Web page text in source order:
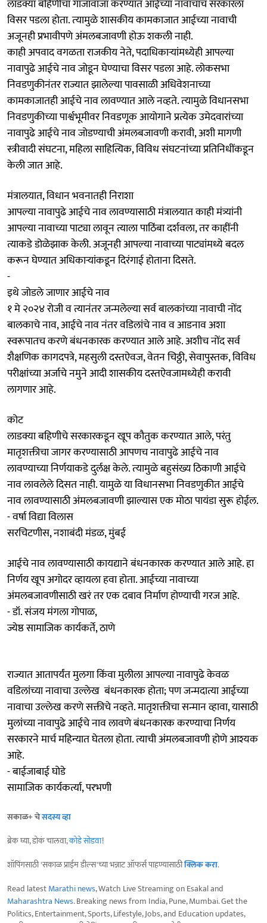
लाडक्या बहिणीचा गाजावाजा करण्यात आईच्या नावाचाच सरकारला
विसर पडला होता. त्‍यामुळे शासकीय कामकाजात आईच्या नावाची
अजूनही प्रभावीपणे अंमलबजावणी होऊ शकली नाही.
काही अपवाद वगळता राजकीय नेते, पदाधिकाऱ्यांमध्येही आपल्या
नावापुढे आईचे नाव जोडून घेण्याचा विसर पडला आहे. लोकसभा
निवडणुकीनंतर राज्यात झालेल्या पावसाळी अधिवेशनाच्या
कामकाजातही आईचे नाव लावण्यात आले नव्हते. त्‍यामुळे विधानसभा
निवडणुकीच्या पार्श्वभूमीवर निवडणूक आयोगाने प्रत्येक उमेदवारांच्या
नावापुढे आईचे नाव जोडण्याची अंमलबजावणी करावी, अशी मागणी
स्त्रीवादी संघटना, महिला साहि‍त्यिक, विविध संघटनांच्या प्रतिनिधींकडून
केली जात आहे.
मंत्रालयात, विधान भवनातही निराशा
आपल्या नावापुढे आईचे नाव लावण्यासाठी मंत्रालयात काही मंत्र्यांनी
आपल्या नावाच्या पाट्या लावून त्याला पाठिंबा दर्शवला, तर काहींनी
त्याकडे डोळेझाक केली. अजूनही आपल्या नावाच्या पाट्यांमध्ये बदल
करून घेण्यात अधिकाऱ्यांकडून दिरंगाई होताना दिसते.
-
इथे जोडले जाणार आईचे नाव
१ मे २०२४ रोजी व त्यानंतर जन्मलेल्या सर्व बालकांच्या नावाची नोंद
बालकाचे नाव, आईचे नाव नंतर वडिलांचे नाव व आडनाव अशा
स्वरूपातच करणे बंधनकारक करण्यात आले आहे. अशीच नोंद सर्व
शैक्षणिक कागदपत्रे, महसुली दस्तऐवज, वेतन चिठ्ठी, सेवापुस्तक, विविध
परीक्षांच्या अर्जाचे नमुने आदी शासकीय दस्तऐवजामध्येही करावी
लागणार आहे.
कोट
लाडक्या बहिणीचे सरकारकडून खूप कौतुक करण्यात आले, परंतु
मातृशक्तीचा जागर करण्यासाठी आपणच नावापुढे आईचे नाव
लावण्याच्या निर्णयाकडे दुर्लक्ष केले. त्‍यामुळे बहुसंख्य ठिकाणी आईचे
नाव लावलेले दिसत नाही. यामुळे या विधानसभा निवडणुकीत आईचे
नाव लावण्यासाठी अंमलबजावणी झाल्यास एक मोठा पायंडा सुरू होईल.
- वर्षा विद्या विलास
सरचिटणीस, नशाबंदी मंडळ, मुंबई
आईचे नाव लावण्यासाठी कायद्याने बंधनकारक करण्यात आले आहे. हा
निर्णय खूप अगोदर व्हायला हवा होता. आईच्या नावाच्या
अंमलबजावणीसाठी खरं तर एक दबाव निर्माण होण्याची गरज आहे.
- डॉ. संजय मंगला गोपाळ,
ज्येष्ठ सामाजिक कार्यकर्ते, ठाणे
राज्यात आतापर्यंत मुलगा किंवा मुलीला आपल्या नावापुढे केवळ
वडिलांच्या नावाचा उल्लेख बंधनकारक होता; पण जन्मदात्या आईच्या
नावाचा उल्लेख करणे सक्तीचे नव्हते. मातृशक्तीचा सन्मान व्हावा, यासाठी
मुलांच्या नावापुढे आईचे नाव लावणे बंधनकारक करण्याचा निर्णय
सरकारने मार्च महिन्यात घेतला होता. त्याची अंमलबजावणी होणे आश्यक
आहे.
- बाईजाबाई घोडे
सामाजिक कार्यकर्त्या, परभणी
सकाळ+ चेसदस्य व्हा
ब्रेक घ्या, डोकं चालवा,कोडे सोडवा!
शॉपिंगसाठी 'सकाळ प्राईम डील्स'च्या भन्नाट ऑफर्स पाहण्यासाठीक्लिक करा.
Read latestMarathi news, Watch Live Streaming on Esakal and
Maharashtra News. Breaking news from India, Pune, Mumbai. Get the
Politics, Entertainment, Sports, Lifestyle, Jobs, and Education updates,